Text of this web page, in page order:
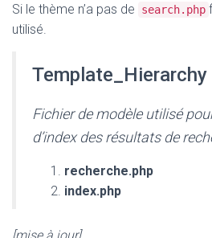
Si le thème n’a pas de search.php
utilisé.
Template_Hierarchy
Fichier de modèle utilisé
d’index des résultats de
recherche.php
index.php